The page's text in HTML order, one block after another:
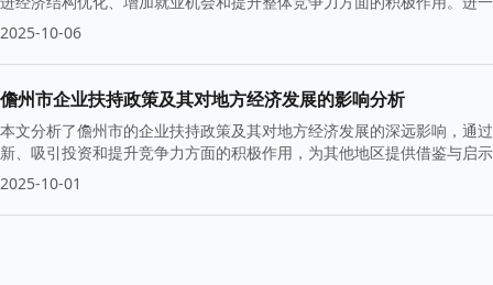
供借鉴。
2025-10-06
儋州市企业扶持政策及其对地方经济发展的影响分析
本文分析了儋州市的企业扶持政策及其对地方经济发展的深远影响，通
新、吸引投资和提升竞争力方面的积极作用，为其他地区提供借鉴与启
2025-10-01